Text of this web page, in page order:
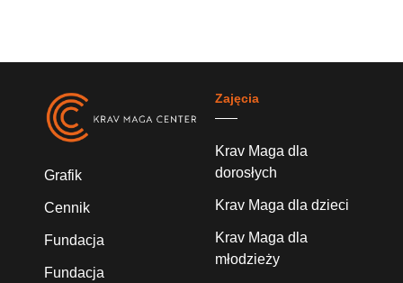
Grafik
Cennik
Fundacja
Fundacja
Zajęcia
Krav Maga dla
dorosłych
Krav Maga dla dzieci
Krav Maga dla
młodzieży